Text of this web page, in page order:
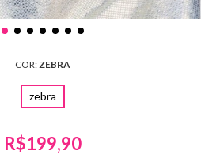
COR:ZEBRA
zebra
R$199,90